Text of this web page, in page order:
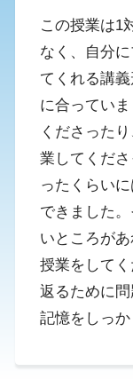
この授業は1
なく、自分
てくれる講
に合ってい
くださった
業してくだ
ったくらい
できました
いところが
授業をして
返るために
記憶をしっか